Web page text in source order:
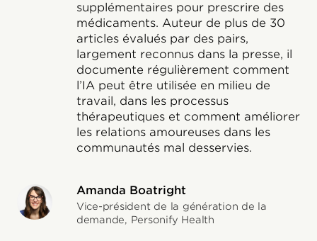
supplémentaires pour prescrire des
médicaments. Auteur de plus de 30
articles évalués par des pairs,
largement reconnus dans la presse, il
documente régulièrement comment
l’IA peut être utilisée en milieu de
travail, dans les processus
thérapeutiques et comment améliorer
les relations amoureuses dans les
communautés mal desservies.
Amanda Boatright
Vice-président de la génération de la
demande, Personify Health